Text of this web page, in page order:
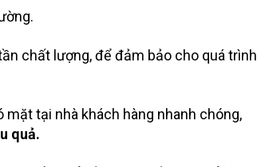
chất lượng, để đảm bảo cho quá trình
tại nhà khách hàng nhanh chóng,
quả.